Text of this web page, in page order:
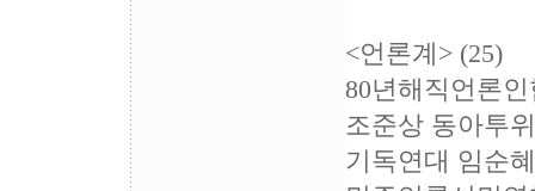
<언론계> (25)
80년해직언론
조준상 동아투
기독연대 임순